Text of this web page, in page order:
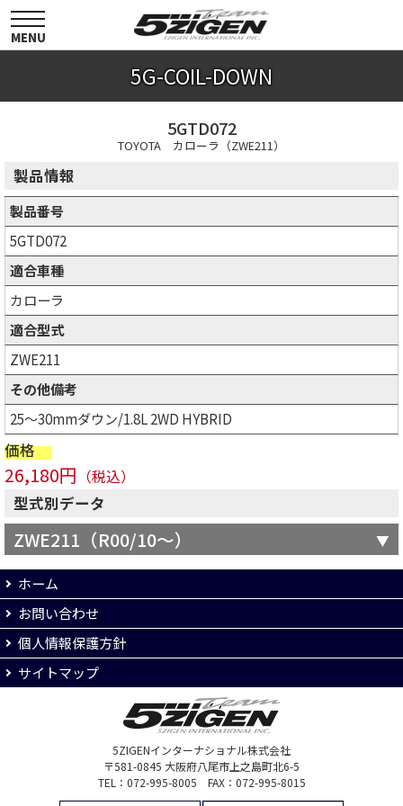
toggle
navigation
MENU
5G-COIL-DOWN
5GTD072
TOYOTA カローラ（ZWE211）
製品情報
製品番号
5GTD072
適合車種
カローラ
適合型式
ZWE211
その他備考
25～30mmダウン/1.8L 2WD HYBRID
価格
26,180円 （税込）
型式別データ
ZWE211（R00/10～）
ホーム
お問い合わせ
個人情報保護方針
サイトマップ
5ZIGENインターナショナル株式会社
〒581-0845 大阪府八尾市上之島町北6-5
TEL：072-995-8005 FAX：072-995-8015